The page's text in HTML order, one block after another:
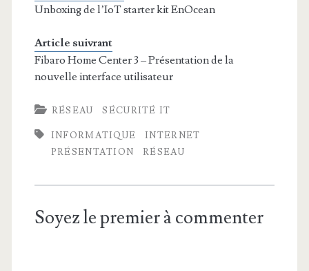
Unboxing de l’IoT starter kit EnOcean
Article suivrant
Fibaro Home Center 3 – Présentation de la
nouvelle interface utilisateur
RÉSEAU SÉCURITÉ IT
INFORMATIQUE
INTERNET
PRÉSENTATION
RÉSEAU
Soyez le premier à commenter